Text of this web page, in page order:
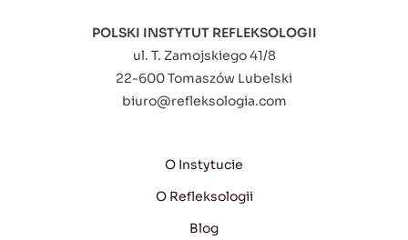
POLSKI INSTYTUT REFLEKSOLOGII
ul. T. Zamojskiego 41/8
22-600 Tomaszów Lubelski
biuro@refleksologia.com
O Instytucie
O Refleksologii
Blog